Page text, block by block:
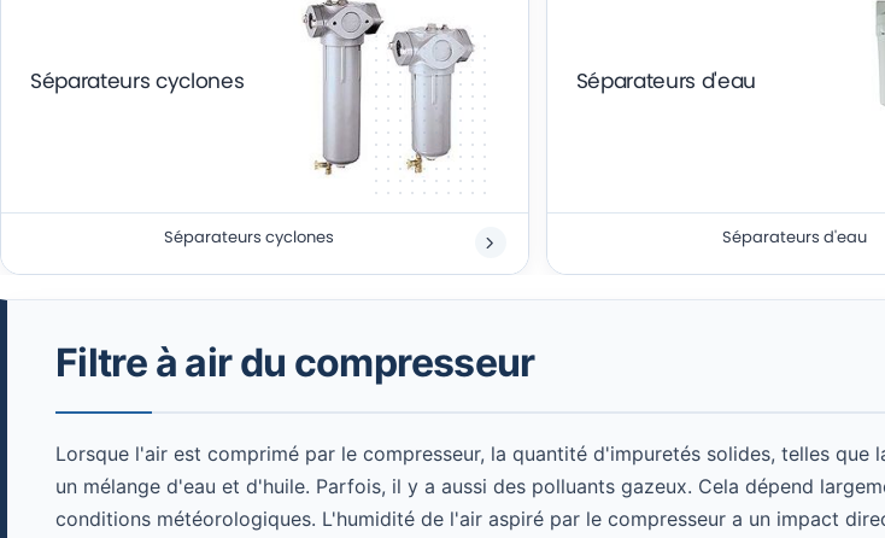
Séparateurs cyclones
Séparateurs cyclones
Séparateurs d'eau
Séparateurs d'eau
Filtre à air du compresseur
Lorsque l'air est comprimé par le compresseur, la quantité d'impuretés solides, telles
un mélange d'eau et d'huile. Parfois, il y a aussi des polluants gazeux. Cela dépend
conditions météorologiques. L'humidité de l'air aspiré par le compresseur a un impact